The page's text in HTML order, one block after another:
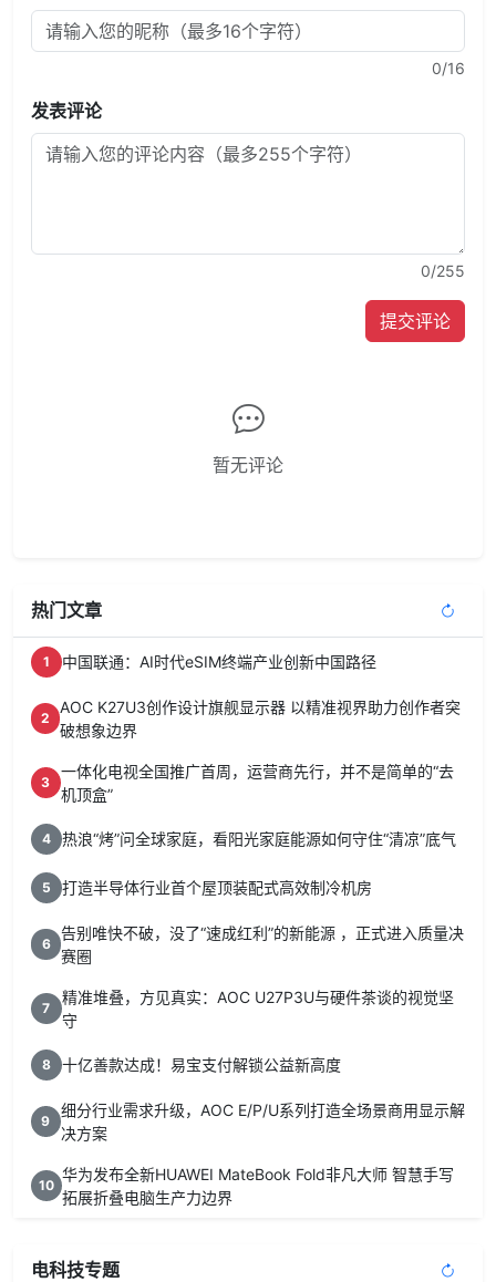
0/16
发表评论
0/255
提交评论
暂无评论
热门文章
1 中国联通：AI时代eSIM终端产业创新中国路径
2
AOC K27U3创作设计旗舰显示器 以精准视界助力创作者突
破想象边界
3
一体化电视全国推广首周，运营商先行，并不是简单的“去
机顶盒”
4 热浪“烤”问全球家庭，看阳光家庭能源如何守住“清凉”底气
5 打造半导体行业首个屋顶装配式高效制冷机房
6
告别唯快不破，没了“速成红利”的新能源 ，正式进入质量决
赛圈
7
精准堆叠，方见真实：AOC U27P3U与硬件茶谈的视觉坚
守
8 十亿善款达成！易宝支付解锁公益新高度
9
细分行业需求升级，AOC E/P/U系列打造全场景商用显示解
决方案
10
华为发布全新HUAWEI MateBook Fold非凡大师 智慧手写
拓展折叠电脑生产力边界
电科技专题